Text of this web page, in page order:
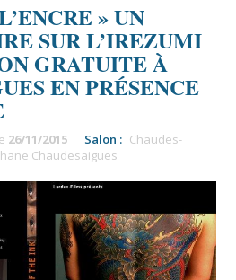
» UN
SUR L’IREZUMI
GRATUITE À
EN PRÉSENCE
26/11/2015 Salon : Chaudes-
Chaudesaigues